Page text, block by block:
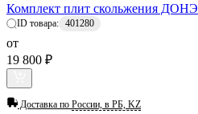
Комплект плит скольжения
ID товара: 401280
от
19 800 ₽
Доставка по России, в РБ, KZ